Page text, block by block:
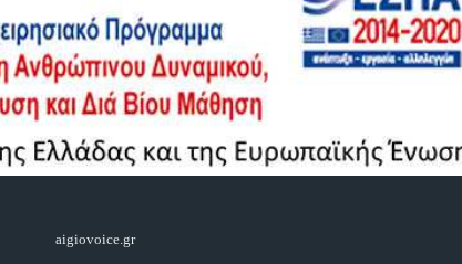
aigiovoice.gr